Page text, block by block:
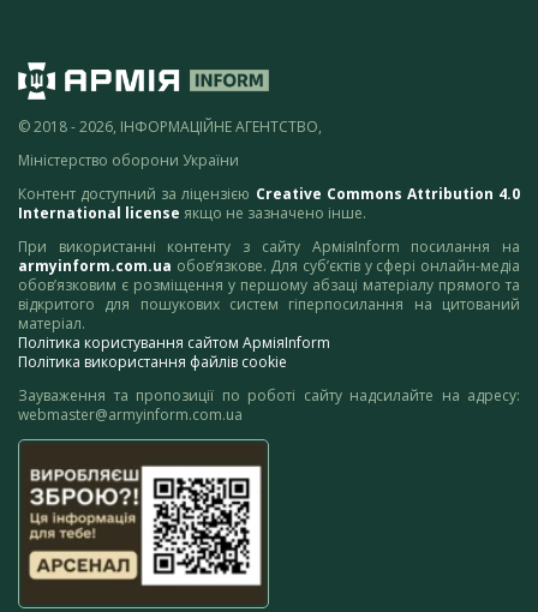
© 2018 - 2026, ІНФОРМАЦІЙНЕ АГЕНТСТВО,
Міністерство оборони України
Контент доступний за ліцензією Creative Commons Attribution 4.0
International license якщо не зазначено інше.
При використанні контенту з сайту АрміяInform посилання на
armyinform.com.ua обов’язкове. Для суб’єктів у сфері онлайн-медіа
обов’язковим є розміщення у першому абзаці матеріалу прямого та
відкритого для пошукових систем гіперпосилання на цитований
матеріал.
Політика користування сайтом АрміяInform
Політика використання файлів cookie
Зауваження та пропозиції по роботі сайту надсилайте на адресу:
webmaster@armyinform.com.ua